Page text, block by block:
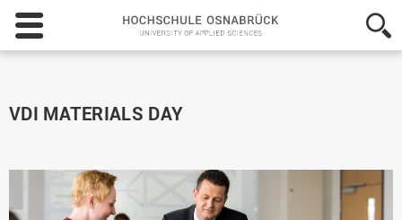
Hochschule
Osnabrück
-
VDI MATERIALS DAY